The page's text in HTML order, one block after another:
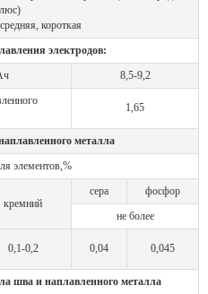
короткая
электродов:
8,5-9,2
1,65
металла
элементов,%
кремний
сера
фосфор
не более
0,1-0,2 0,04 0,045
шва и наплавленного металла